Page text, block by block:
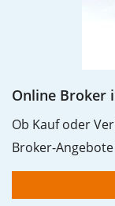
Online Broker
Ob Kauf oder
Broker-Angebote